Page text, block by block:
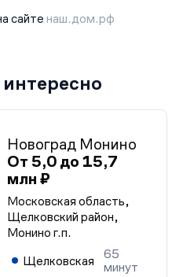
сайте наш.дом.рф
Новоград Монино
От 5,0 до 15,7
млн ₽
Московская область,
Щелковский район,
Монино г.п.
Щелковская
65
минут